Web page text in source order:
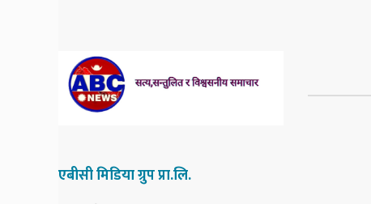
एबीसी मिडिया ग्रुप प्रा.लि.